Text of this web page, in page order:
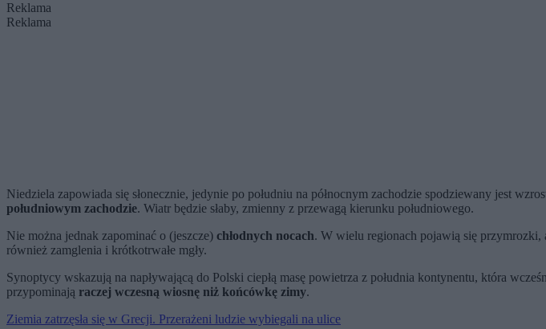
Reklama
Reklama
Niedziela zapowiada się słonecznie, jedynie po południu na północnym zachodzie spodziewany jest
południowym zachodzie. Wiatr będzie słaby, zmienny z przewagą kierunku południowego.
Nie można jednak zapominać o (jeszcze) chłodnych nocach. W wielu regionach pojawią się przymrozki,
również zamglenia i krótkotrwałe mgły.
Synoptycy wskazują na napływającą do Polski ciepłą masę powietrza z południa kontynentu, która
przypominają raczej wczesną wiosnę niż końcówkę zimy.
Ziemia zatrzęsła się w Grecji. Przerażeni ludzie wybiegali na ulice